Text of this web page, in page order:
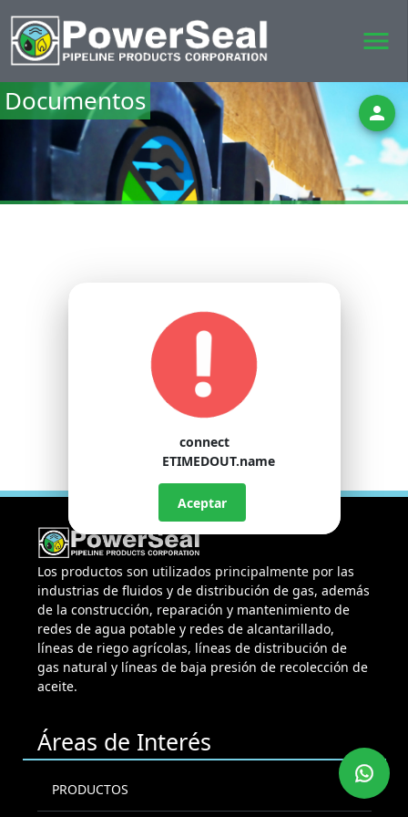
menu
person
Documentos
Los productos son utilizados principalmente por las
industrias de fluidos y de distribución de gas, además
de la construcción, reparación y mantenimiento de
redes de agua potable y redes de alcantarillado,
líneas de riego agrícolas, líneas de distribución de
gas natural y líneas de baja presión de recolección de
aceite.
Áreas de Interés
PRODUCTOS
connect
ETIMEDOUT.name
Aceptar